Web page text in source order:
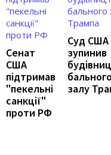
Сенат
США
підтримав
"пекельні
санкції"
проти РФ
Суд США
зупинив
залу